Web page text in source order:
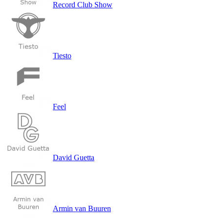
Record Club Show
Tiesto
Feel
David Guetta
Armin van Buuren